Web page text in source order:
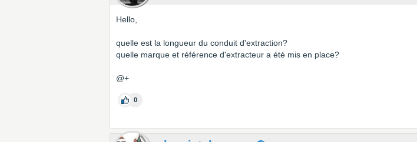
Hello,
quelle est la longueur du conduit d'extraction?
quelle marque et référence d'extracteur a été mis en place?
@+
0